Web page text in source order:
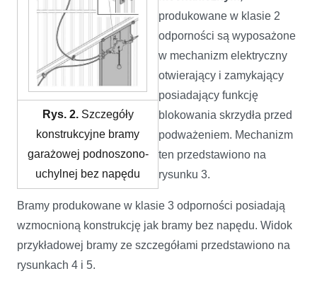
Rys. 2. Szczegóły
konstrukcyjne bramy
garażowej podnoszono-
uchylnej bez napędu
produkowane w klasie 2
odporności są wyposażone
w mechanizm elektryczny
otwierający i zamykający
posiadający funkcję
blokowania skrzydła przed
podważeniem. Mechanizm
ten przedstawiono na
rysunku 3.
Bramy produkowane w klasie 3 odporności posiadają
wzmocnioną konstrukcję jak bramy bez napędu. Widok
przykładowej bramy ze szczegółami przedstawiono na
rysunkach 4 i 5.